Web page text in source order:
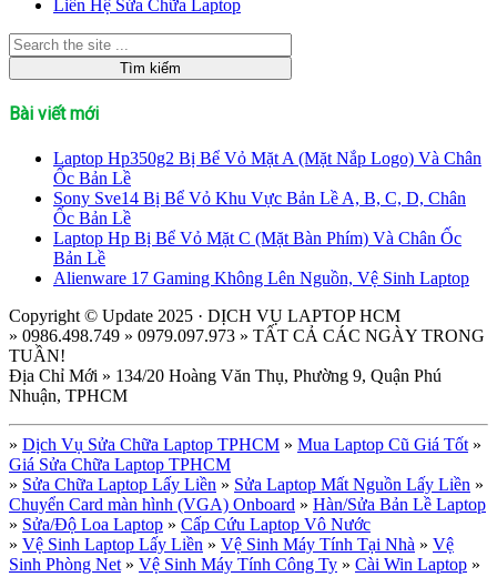
Liên Hệ Sửa Chữa Laptop
Bài viết mới
Laptop Hp350g2 Bị Bể Vỏ Mặt A (Mặt Nắp Logo) Và Chân
Ốc Bản Lề
Sony Sve14 Bị Bể Vỏ Khu Vực Bản Lề A, B, C, D, Chân
Ốc Bản Lề
Laptop Hp Bị Bể Vỏ Mặt C (Mặt Bàn Phím) Và Chân Ốc
Bản Lề
Alienware 17 Gaming Không Lên Nguồn, Vệ Sinh Laptop
Copyright © Update 2025 · DỊCH VỤ LAPTOP HCM
» 0986.498.749 » 0979.097.973 » TẤT CẢ CÁC NGÀY TRONG
TUẦN!
Địa Chỉ Mới » 134/20 Hoàng Văn Thụ, Phường 9, Quận Phú
Nhuận, TPHCM
» Dịch Vụ Sửa Chữa Laptop TPHCM » Mua Laptop Cũ Giá Tốt »
Giá Sửa Chữa Laptop TPHCM
» Sửa Chữa Laptop Lấy Liền » Sửa Laptop Mất Nguồn Lấy Liền »
Chuyển Card màn hình (VGA) Onboard » Hàn/Sửa Bản Lề Laptop
» Sửa/Độ Loa Laptop » Cấp Cứu Laptop Vô Nước
» Vệ Sinh Laptop Lấy Liền » Vệ Sinh Máy Tính Tại Nhà » Vệ
Sinh Phòng Net » Vệ Sinh Máy Tính Công Ty » Cài Win Laptop »